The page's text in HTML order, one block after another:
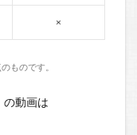
×
ものです。
の動画は